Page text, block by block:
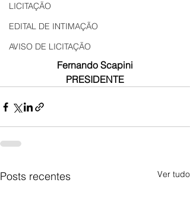
LICITAÇÃO
EDITAL DE INTIMAÇÃO
AVISO DE LICITAÇÃO
Fernando Scapini
PRESIDENTE
Posts recentes Ver tudo